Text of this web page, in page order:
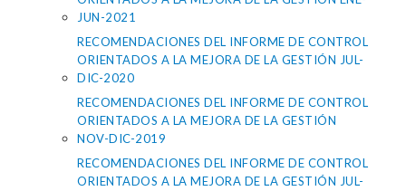
JUN-2021
RECOMENDACIONES DEL INFORME DE CONTROL
ORIENTADOS A LA MEJORA DE LA GESTIÓN JUL-
DIC-2020
RECOMENDACIONES DEL INFORME DE CONTROL
ORIENTADOS A LA MEJORA DE LA GESTIÓN
NOV-DIC-2019
RECOMENDACIONES DEL INFORME DE CONTROL
ORIENTADOS A LA MEJORA DE LA GESTIÓN JUL-